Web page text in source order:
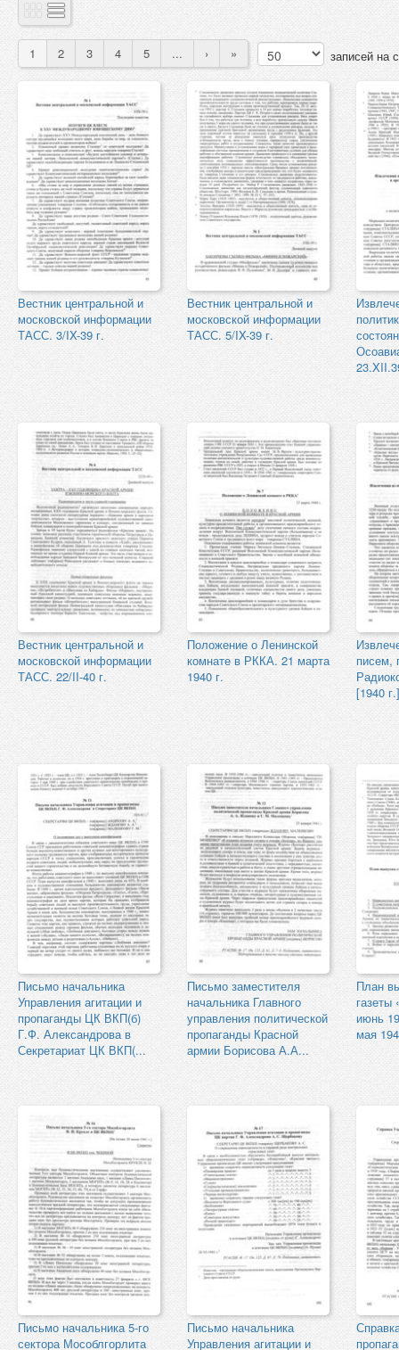
1 2 3 4 5 ... › » записей на
Вестник центральной и
московской информации
ТАСС. 3/IX-39 г.
Вестник центральной и
московской информации
ТАСС. 5/IX-39 г.
Вестник центральной и
московской информации
ТАСС. 22/II-40 г.
Положение о Ленинской
комнате в РККА. 21 марта
1940 г.
писем,
[1940 г.]
Письмо начальника
Управления агитации и
пропаганды ЦК ВКП(б)
Г.Ф. Александрова в
Секретариат ЦК ВКП(...
Письмо заместителя
начальника Главного
управления политической
пропаганды Красной
армии Борисова А.А...
План
газеты
июнь
мая
Письмо начальника 5-го
сектора Мособлгорлита
Письмо начальника
Управления агитации и